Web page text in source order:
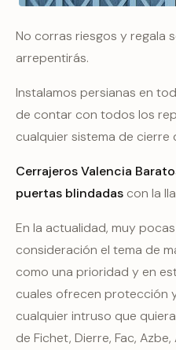
No corras riesgos y regala
arrepentirás.
Instalamos persianas en
de contar con todos los
cualquier sistema de cierre
Cerrajeros Valencia
puertas blindadas con la
En la actualidad, muy
consideración el tema de
como una prioridad y en
cuales ofrecen protección
cualquier intruso que
de Fichet, Dierre, Fac,